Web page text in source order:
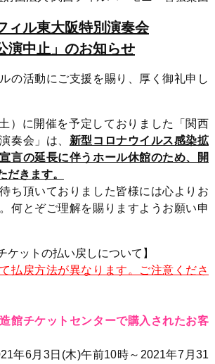
ィル東大阪特別演奏会
演中止」のお知らせ
の活動にご支援を賜り、厚く御礼申し
）に開催を予定しておりました「関西
奏会」は、 新型コロナウイルス感染拡
言の延長に伴うホール休館のため、開
だきます。
ち頂いておりました皆様には心よりお
何とぞご理解を賜りますようお願い申
ケットの払い戻しについて】
払戻方法が異なります。ご注意くださ
館チケットセンターで購入されたお客
年6月3日(木)午前10時～2021年7月31